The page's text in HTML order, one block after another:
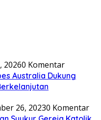
20260 Komentar
Australia Dukung
26, 20230 Komentar